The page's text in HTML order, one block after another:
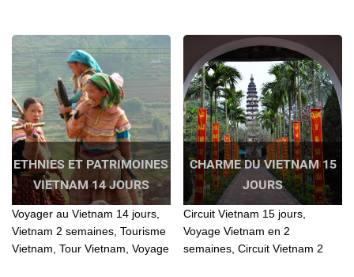
personnalisé, Voyage Vietnam
individuel 12 jours, Voyage
Vietnam Privé, Voyage
individuel au Vietnam, Voyage
au Nord Vietnam, Voyage
Vietnam 12 jours, Voyage
Vietnam en...
Vietnam 14 jours, Voyage pas
cher vietnam, Voyage au Nord
Vietnam, Voyage Vietnam 14
jours, Voyage Vietnam 2
semaines, Voyage Vietnam
pas...
ETHNIES ET PATRIMOINES
VIETNAM 14 JOURS
Voyager au Vietnam 14 jours,
Vietnam 2 semaines, Tourisme
Vietnam, Tour Vietnam, Voyage
CHARME DU VIETNAM 15
JOURS
Circuit Vietnam 15 jours,
Voyage Vietnam en 2
semaines, Circuit Vietnam 2